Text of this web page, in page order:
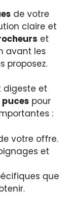
de votre
claire et
et
avant les
proposez.
digeste et
pour
:
votre offre.
et
que